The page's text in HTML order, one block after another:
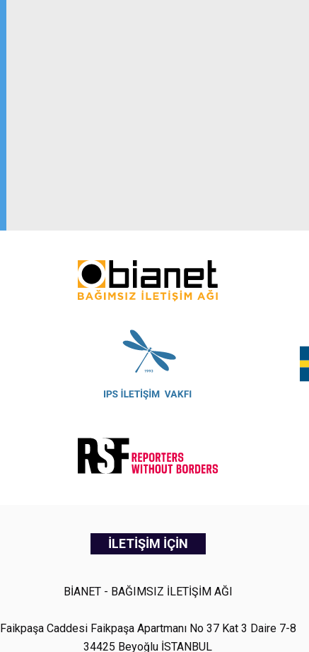
İLETİŞİM İÇİN
BİANET - BAĞIMSIZ İLETİŞİM AĞI
Faikpaşa Caddesi Faikpaşa Apartmanı No 37 Kat 3 Daire 7-8
34425 Beyoğlu İSTANBUL